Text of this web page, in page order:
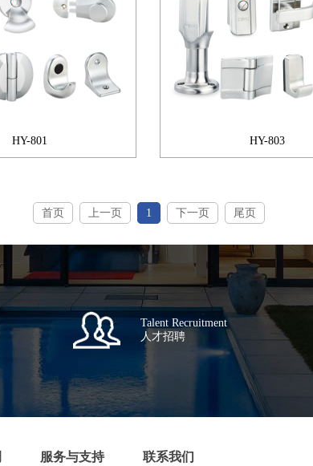
HY-801 HY-803
首页 上一页 1 下一页 尾页
Talent Recruitment
人才招聘
服务与支持 联系我们